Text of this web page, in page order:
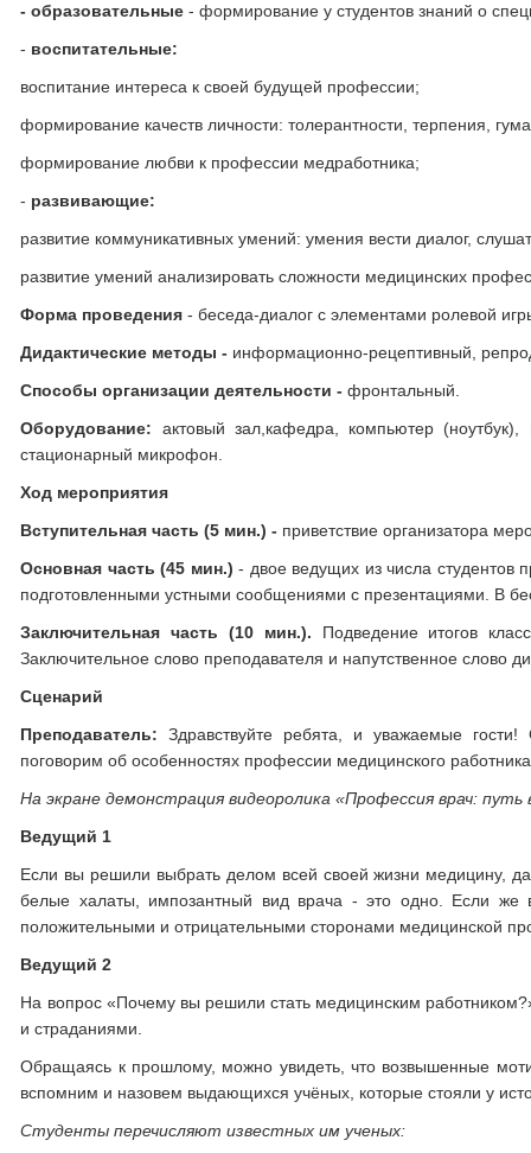
- образовательные - формирование у студентов знаний о
- воспитательные:
воспитание интереса к своей будущей профессии;
формирование качеств личности: толерантности, терпения,
формирование любви к профессии медработника;
- развивающие:
развитие коммуникативных умений: умения вести диалог,
развитие умений анализировать сложности медицинских
Форма проведения - беседа-диалог с элементами ролевой
Дидактические методы - информационно-рецептивный,
Способы организации деятельности -фронтальный.
Оборудование: актовый зал,кафедра, компьютер
стационарный микрофон.
Ход мероприятия
Вступительная часть (5 мин.) - приветствие организатора
Основная часть (45 мин.) - двое ведущих из числа студентов
подготовленными устными сообщениями с презентациями. В
Заключительная часть (10 мин.). Подведение итогов
Заключительное слово преподавателя и напутственное слово
Сценарий
Преподаватель: Здравствуйте ребята, и уважаемые
поговорим об особенностях профессии медицинского
На экране демонстрация видеоролика«Профессия врач: путь
Ведущий 1
Если вы решили выбрать делом всей своей жизни медицину,
белые халаты, импозантный вид врача - это одно. Если же
положительными и отрицательными сторонами медицинской
Ведущий 2
На вопрос «Почему вы решили стать медицинским
и страданиями.
Обращаясь к прошлому, можно увидеть, что возвышенные
вспомним и назовем выдающихся учёных, которые стояли у
Студенты перечисляют известных им ученых: